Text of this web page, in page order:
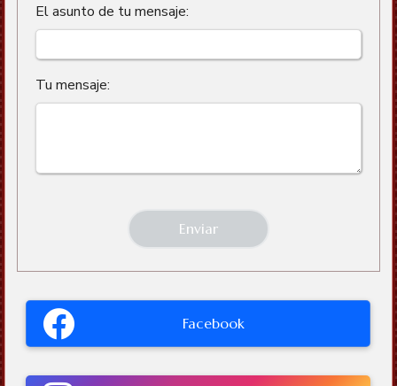
El asunto de tu mensaje:
Tu mensaje:
Facebook